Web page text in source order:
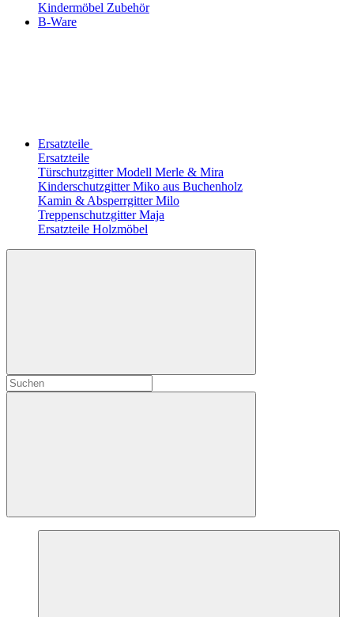
Kindermöbel Zubehör
B-Ware
Ersatzteile
Ersatzteile
Türschutzgitter Modell Merle & Mira
Kinderschutzgitter Miko aus Buchenholz
Kamin & Absperrgitter Milo
Treppenschutzgitter Maja
Ersatzteile Holzmöbel